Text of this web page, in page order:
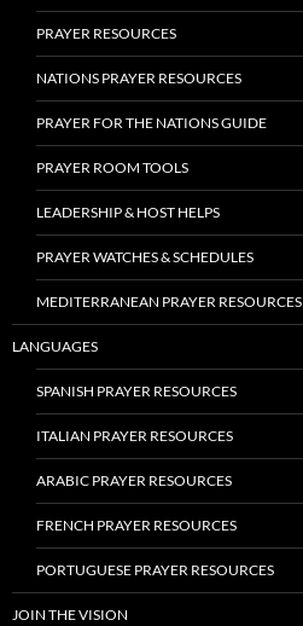
PRAYER RESOURCES
NATIONS PRAYER RESOURCES
PRAYER FOR THE NATIONS GUIDE
PRAYER ROOM TOOLS
LEADERSHIP & HOST HELPS
PRAYER WATCHES & SCHEDULES
MEDITERRANEAN PRAYER RESOURCES
LANGUAGES
SPANISH PRAYER RESOURCES
ITALIAN PRAYER RESOURCES
ARABIC PRAYER RESOURCES
FRENCH PRAYER RESOURCES
PORTUGUESE PRAYER RESOURCES
JOIN THE VISION